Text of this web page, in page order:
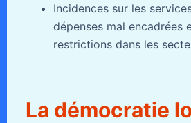
Incidences sur les
dépenses mal encadrées
restrictions dans les
La démocratie